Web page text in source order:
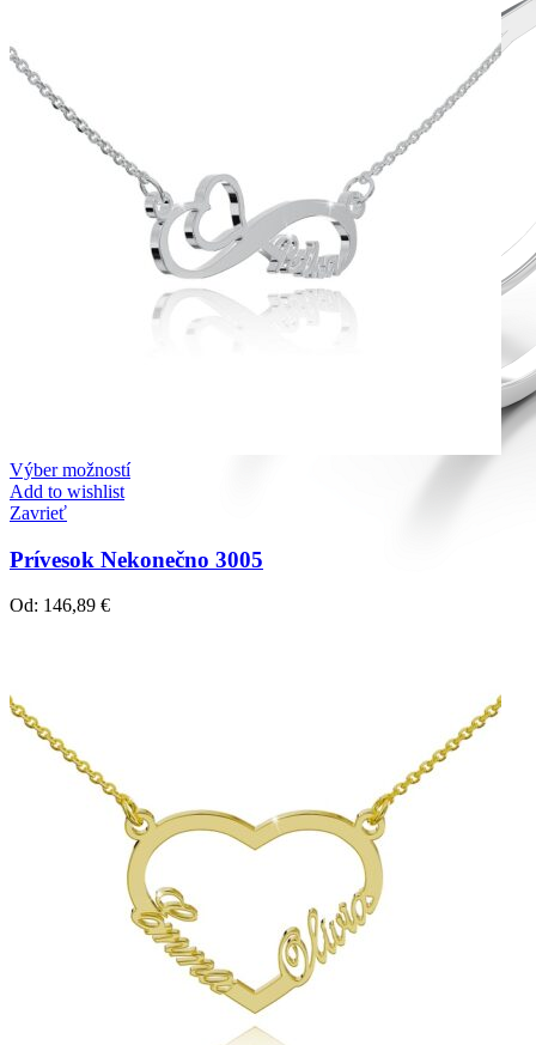
Zásnubné prstne z kolekcie Diamonds line.
Výber možností
Add to wishlist
Zavrieť
Prívesok Nekonečno 3005
Od: 146,89 €